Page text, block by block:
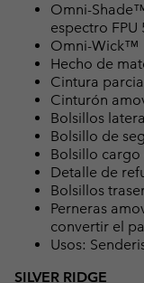
Omni-
espectro FPU
Omni-Wick™
Hecho de
Cintura
Cinturón
Bolsillos
Bolsillo de
Bolsillo
Detalle de
Bolsillos
Perneras
convertir el
Usos:
SILVER RIDGE